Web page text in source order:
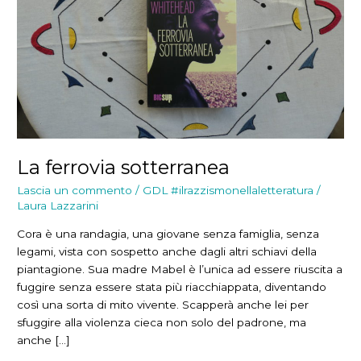
La ferrovia sotterranea
Lascia un commento / GDL #ilrazzismonellaletteratura /
Laura Lazzarini
Cora è una randagia, una giovane senza famiglia, senza
legami, vista con sospetto anche dagli altri schiavi della
piantagione. Sua madre Mabel è l’unica ad essere riuscita a
fuggire senza essere stata più riacchiappata, diventando
così una sorta di mito vivente. Scapperà anche lei per
sfuggire alla violenza cieca non solo del padrone, ma
anche […]